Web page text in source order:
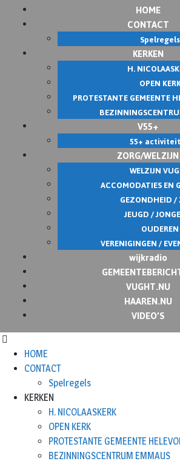
HOME
CONTACT
Spelregels
KERKEN
H.
OPEN
PROTESTANTE GEMEENTE
V55+
55+
ZORG/WELZIJN
WELZIJN
ACCOMODATIES EN
GEZONDHEID /
JEUGD /
OUDEREN
VERENIGINGEN /
wijkradio
VUGHT.NU
HAAREN.NU
VIDEO’S
HOME
CONTACT
Spelregels
KERKEN
H. NICOLAASKERK
OPEN KERK
PROTESTANTE GEMEENTE
BEZINNINGSCENTRUM EMMAUS